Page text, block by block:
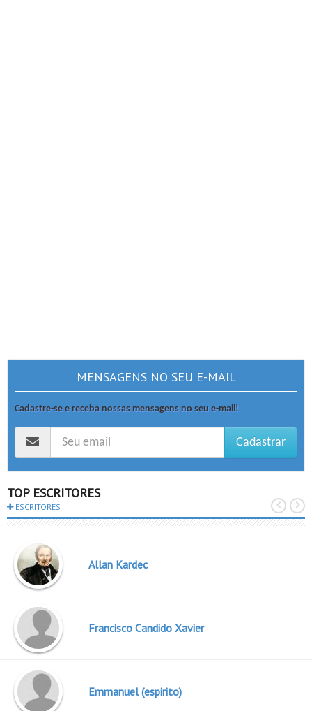
MENSAGENS NO SEU E-MAIL
Cadastre-se e receba nossas mensagens no seu e-mail!
Cadastrar
TOP ESCRITORES
ESCRITORES
Allan Kardec
Francisco Candido Xavier
Emmanuel (espirito)